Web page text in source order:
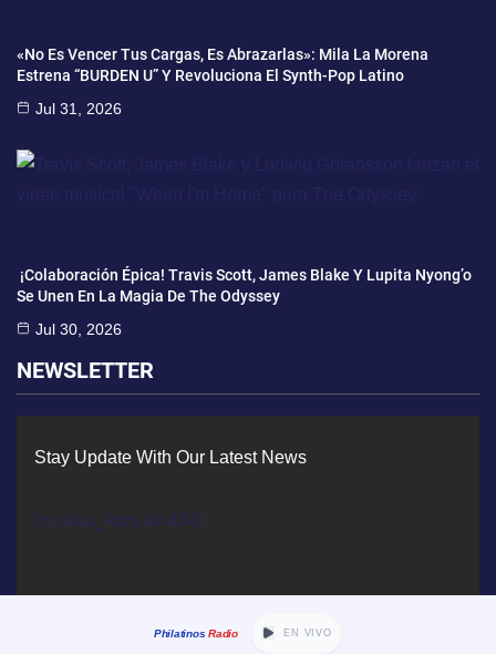
«No Es Vencer Tus Cargas, Es Abrazarlas»: Mila La Morena
Estrena “BURDEN U” Y Revoluciona El Synth-Pop Latino
Jul 31, 2026
¡Colaboración Épica! Travis Scott, James Blake Y Lupita Nyong’o
Se Unen En La Magia De The Odyssey
Jul 30, 2026
NEWSLETTER
Stay Update With Our Latest News
[mc4wp_form id=434]
Philatinos Radio EN VIVO